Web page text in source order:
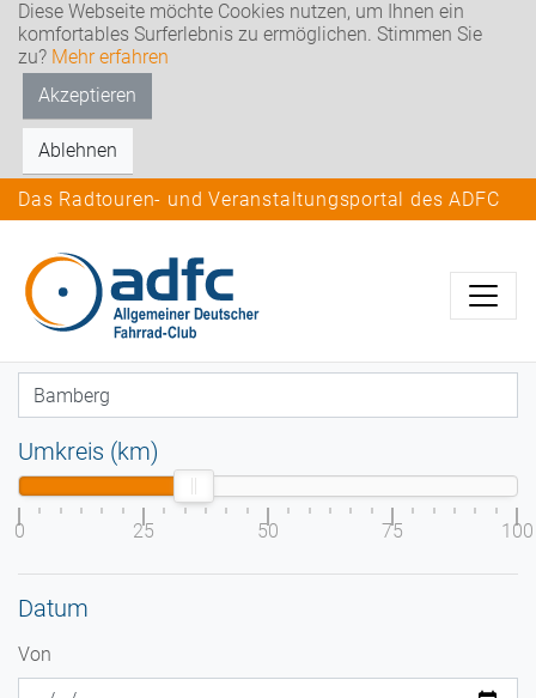
Diese Webseite möchte Cookies nutzen, um Ihnen ein
komfortables Surferlebnis zu ermöglichen. Stimmen Sie
zu? Mehr erfahren
Akzeptieren
Ablehnen
Das Radtouren- und Veranstaltungsportal des ADFC
Umkreis (km)
0 25 50 75 100
Datum
Von